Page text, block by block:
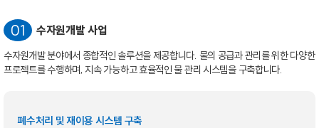
수자원개발 사업
수자원개발 분야에서 종합적인 솔루션을 제공합니다. 물의 공급과 관리를 위한 다양한
프로젝트를 수행하며, 지속 가능하고 효율적인 물 관리 시스템을 구축합니다.
폐수처리 및 재이용 시스템 구축